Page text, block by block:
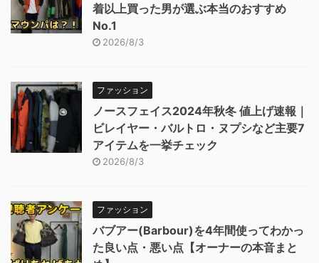
着以上買った男が選ぶ本当のおすすめ
No.1
2026/8/3
ファッション
ノースフェイス2024年秋冬 値上げ速報｜
ビレイヤー・バルトロ・ヌプシなど主要7
アイテムを一挙チェック
2026/8/3
ファッション
バブアー(Barbour)を4年間使ってわかっ
た良い点・悪い点【オーナーの本音まと